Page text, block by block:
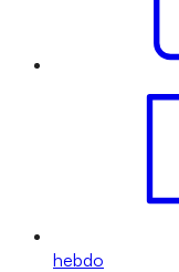
hebdo